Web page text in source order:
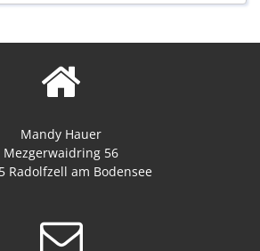
Mandy Hauer
Mezgerwaidring 56
Radolfzell am Bodensee